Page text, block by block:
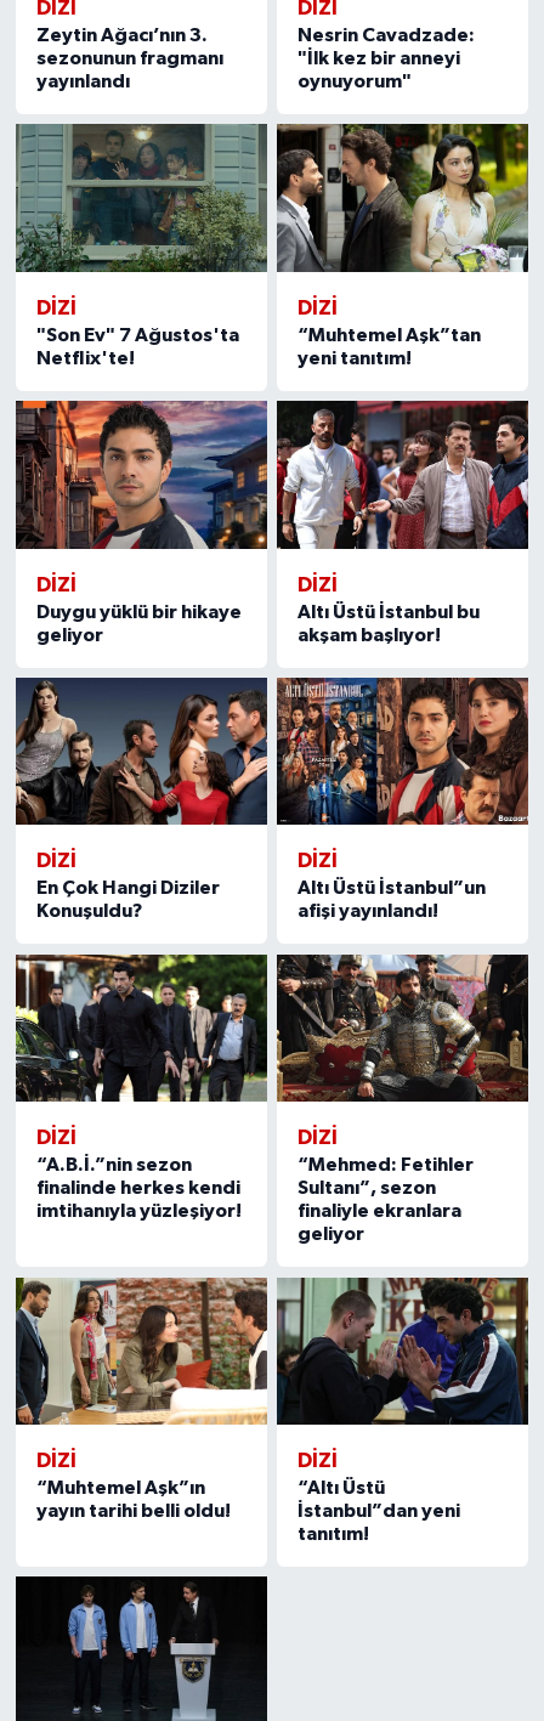
DİZİ
Zeytin Ağacı’nın 3.
sezonunun fragmanı
yayınlandı
DİZİ
Nesrin Cavadzade:
"İlk kez bir anneyi
oynuyorum"
DİZİ
"Son Ev" 7 Ağustos'ta
Netflix'te!
DİZİ
“Muhtemel Aşk”tan
yeni tanıtım!
DİZİ
Duygu yüklü bir hikaye
geliyor
DİZİ
Altı Üstü İstanbul bu
akşam başlıyor!
DİZİ
En Çok Hangi Diziler
Konuşuldu?
DİZİ
Altı Üstü İstanbul”un
afişi yayınlandı!
DİZİ
“A.B.İ.”nin sezon
finalinde herkes kendi
imtihanıyla yüzleşiyor!
DİZİ
“Mehmed: Fetihler
Sultanı”, sezon
finaliyle ekranlara
geliyor
DİZİ
“Muhtemel Aşk”ın
yayın tarihi belli oldu!
DİZİ
“Altı Üstü
İstanbul”dan yeni
tanıtım!